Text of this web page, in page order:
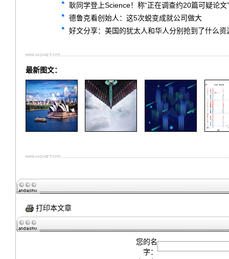
耿同学登上Science！称“正在调查约20篇可疑论文”
德鲁克看创始人：这5次蜕变成就公司做大
好文分享：美国的犹太人和华人分别抢到了什么资
最新图文：
打印本文章
您的名
字：